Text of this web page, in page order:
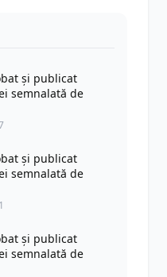
și publicat
semnalată de
și publicat
semnalată de
și publicat
semnalată de